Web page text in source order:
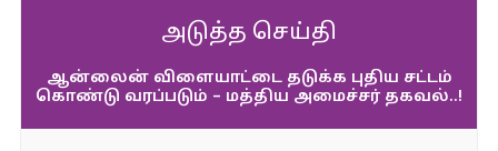
அடுத்த செய்தி
ஆன்லைன் விளையாட்டை தடுக்க புதிய சட்டம்
கொண்டு வரப்படும் – மத்திய அமைச்சர் தகவல்..!